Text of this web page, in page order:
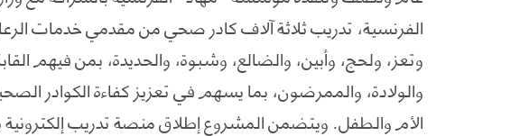
الفرنسية، تدريب ثلاثة آلاف كادر صحي من مقدمي خدمات
وتعز، ولحج، وأبين، والضالع، وشبوة، والحديدة، بمن فيهم
والولادة، والممرضون، بما يسهم في تعزيز كفاءة الكوادر
الأم والطفل. ويتضمن المشروع إطلاق منصة تدريب إلكترونية